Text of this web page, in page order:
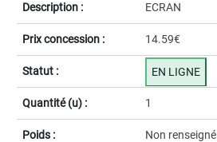
Description : ECRAN
Prix concession : 14.59€
Statut : EN LIGNE
Quantité (u) : 1
Poids : Non renseigné